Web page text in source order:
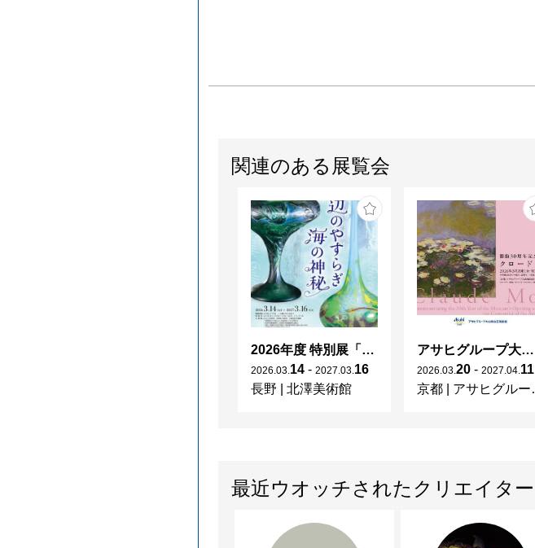
関連のある展覧会
2026年度 特別展「ガレとドーム、アール･ヌーヴォーのガラス 水辺のやすらぎ、海の神秘」
2026 03 14 - 2027 03 16
長野
北澤美術館
アサヒグループ大山崎山荘美術館 開館30周年記念展「没後100年 クロード・モネ」
2026 03 20 - 2027 04 11
京都
アサヒグループ大山崎山荘美術館
最近ウオッチされたクリエイター